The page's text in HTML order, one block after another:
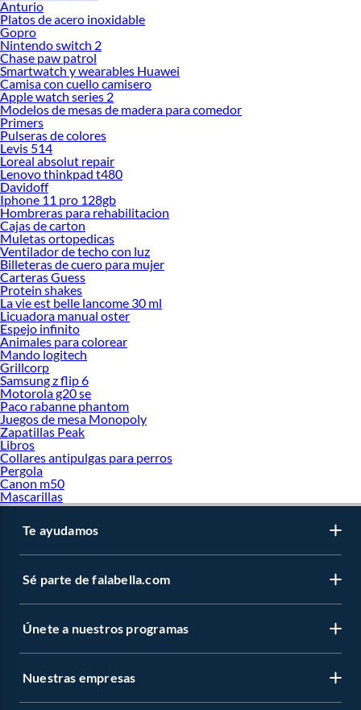
Anturio
Platos de acero inoxidable
Gopro
Nintendo switch 2
Chase paw patrol
Smartwatch y wearables Huawei
Camisa con cuello camisero
Apple watch series 2
Modelos de mesas de madera para comedor
Primers
Pulseras de colores
Levis 514
Loreal absolut repair
Lenovo thinkpad t480
Davidoff
Iphone 11 pro 128gb
Hombreras para rehabilitacion
Cajas de carton
Muletas ortopedicas
Ventilador de techo con luz
Billeteras de cuero para mujer
Carteras Guess
Protein shakes
La vie est belle lancome 30 ml
Licuadora manual oster
Espejo infinito
Animales para colorear
Mando logitech
Grillcorp
Samsung z flip 6
Motorola g20 se
Paco rabanne phantom
Juegos de mesa Monopoly
Zapatillas Peak
Libros
Collares antipulgas para perros
Pergola
Canon m50
Mascarillas
Te ayudamos
Sé parte de falabella.com
Únete a nuestros programas
Nuestras empresas